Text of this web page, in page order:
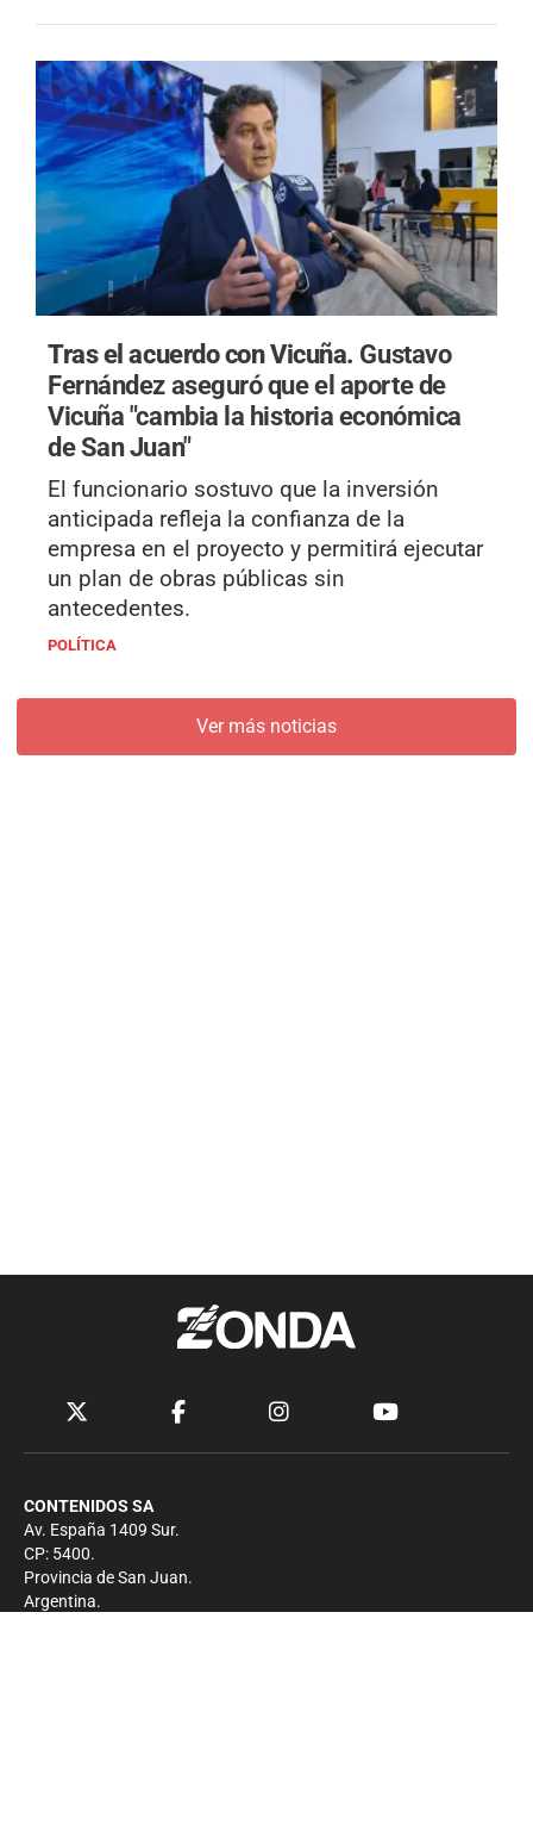
Tras el acuerdo con Vicuña. Gustavo
Fernández aseguró que el aporte de
Vicuña "cambia la historia económica
de San Juan"
El funcionario sostuvo que la inversión
anticipada refleja la confianza de la
empresa en el proyecto y permitirá ejecutar
un plan de obras públicas sin
antecedentes.
POLÍTICA
Ver más noticias
CONTENIDOS SA
Av. España 1409 Sur.
CP: 5400.
Provincia de San Juan.
Argentina.